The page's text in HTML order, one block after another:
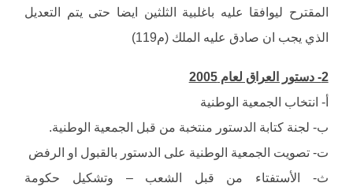
المقترح ليوافقا عليه باغلبية الثلثين ايضا حتى يتم التعديل
الذي يجب ان صادق عليه الملك (م119)
2- دستور العراق لعام 2005
أ‌- انتخاب الجمعية الوطنية
ب‌- لجنة كتابة الدستور منتخبة من قبل الجمعية الوطنية.
ت‌- تصويت الجمعية الوطنية على الدستور بالقبول او الرفض
ث‌- الأستفتاء من قبل الشعب – وتشكيل حكومة